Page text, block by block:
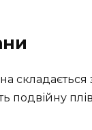
подвійну